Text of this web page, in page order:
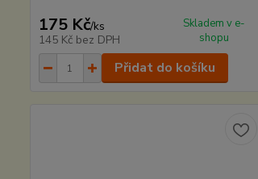
175 Kč/ks
145 Kč bez DPH
Skladem v e-
shopu
Přidat do košíku